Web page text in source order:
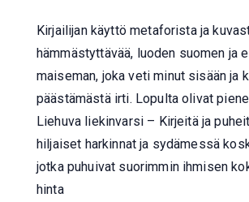
Kirjailijan käyttö metaforista ja
hämmästyttävää, luoden suomen ja
maiseman, joka veti minut sisään ja
päästämästä irti. Lopulta olivat
Liehuva liekinvarsi – Kirjeitä ja
hiljaiset harkinnat ja sydämessä
jotka puhuivat suorimmin ihmisen
hinta